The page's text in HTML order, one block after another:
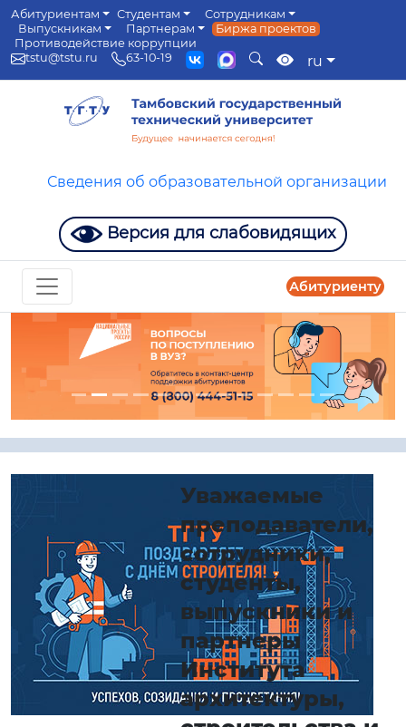
Абитуриентам Студентам
Сотрудникам
Выпускникам
Партнерам
Биржа проектов
Противодействие коррупции
tstu@tstu.ru
63-10-19 ru
Сведения об образовательной организации
Версия для слабовидящих
Абитуриенту
Уважаемые
преподаватели,
сотрудники,
студенты,
выпускники и
партнеры
Института
архитектуры,